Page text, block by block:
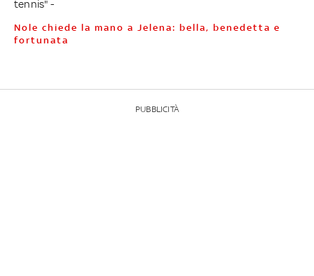
tennis" -
Nole chiede la mano a Jelena: bella, benedetta e
fortunata
PUBBLICITÀ